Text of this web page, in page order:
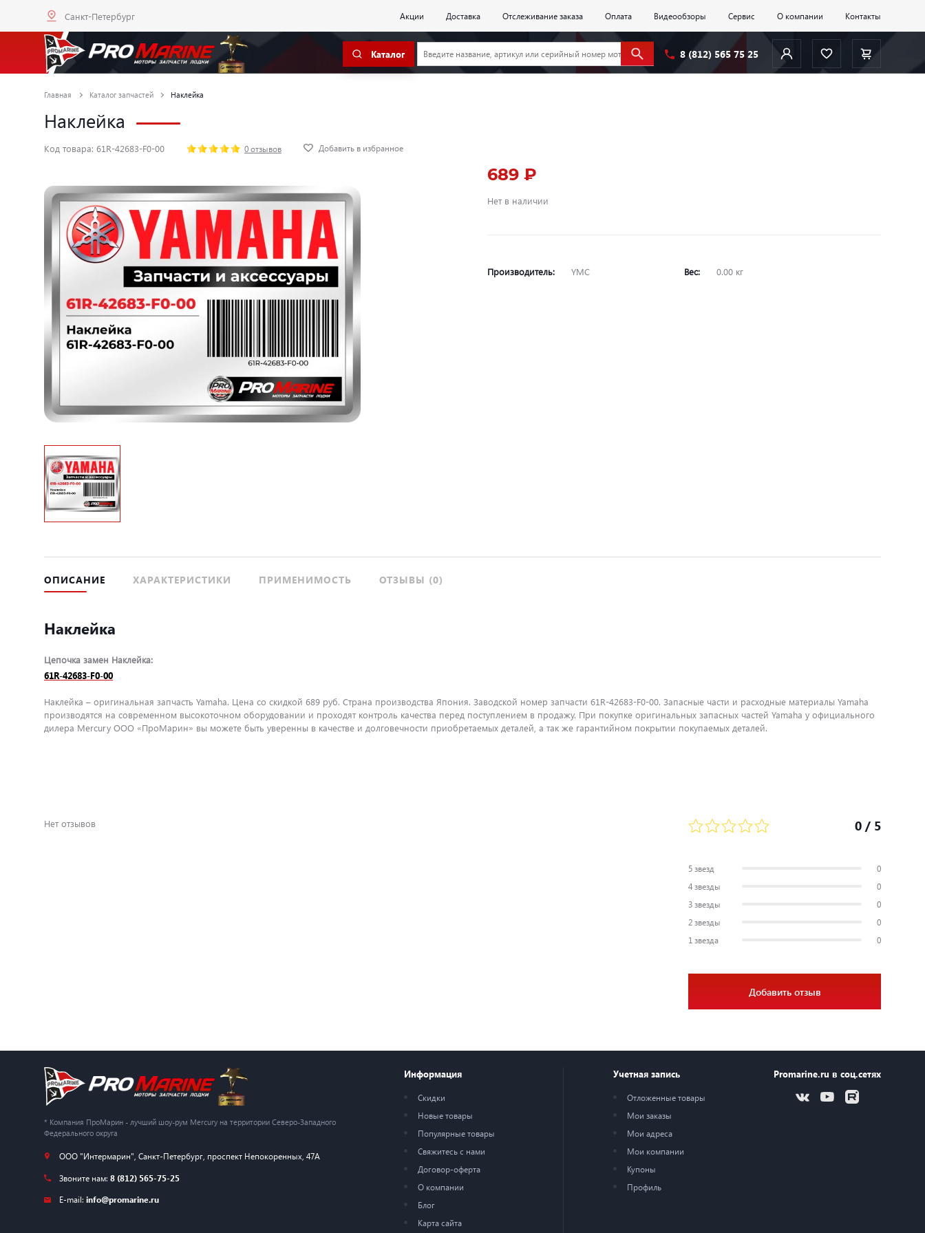
Санкт-Петербург Акции Доставка Отслеживание заказа Оплата Видеообзоры Сервис О компании Контакты
Каталог 8 (812) 565 75 25
Главная Каталог запчастей Наклейка
Наклейка
Код товара: 61R-42683-F0-00 0 отзывов Добавить в избранное
689 ₽
Нет в наличии
Производитель: YMC Вес: 0.00 кг
ОПИСАНИЕ ХАРАКТЕРИСТИКИ ПРИМЕНИМОСТЬ ОТЗЫВЫ (0)
Наклейка
Цепочка замен Наклейка:
61R-42683-F0-00
Наклейка – оригинальная запчасть Yamaha. Цена со скидкой 689 руб. Страна производства Япония. Заводской номер запчасти 61R-42683-F0-00. Запасные части и расходные материалы Yamaha
производятся на современном высокоточном оборудовании и проходят контроль качества перед поступлением в продажу. При покупке оригинальных запасных частей Yamaha у официального
дилера Mercury ООО «ПроМарин» вы можете быть уверенны в качестве и долговечности приобретаемых деталей, а так же гарантийном покрытии покупаемых деталей.
0 / 5
5 звезд
0
4 звезды
0
3 звезды
0
2 звезды
0
1 звезда
0
Добавить отзыв
Нет отзывов
* Компания ПроМарин - лучший шоу-рум Mercury на территории Северо-Западного
Федерального округа
ООО "Интермарин" Санкт-Петербург, проспект Непокоренных, 47А
Звоните нам: 8 (812) 565-75-25
E-mail: info@promarine.ru
Информация
Скидки
Новые товары
Популярные товары
Свяжитесь с нами
Договор-оферта
О компании
Блог
Карта сайта
Учетная запись
Отложенные товары
Мои заказы
Мои адреса
Мои компании
Купоны
Профиль
Promarine.ru в соц.сетях